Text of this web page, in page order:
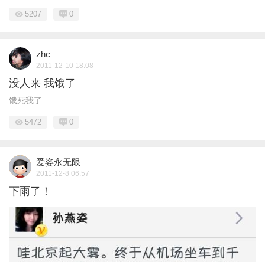
5207 0
zhc
2011-12-10 18:08
没人来 我饿了
饿死我了
5472 0
爱姿永无限
2011-12-8 06:57
下雨了！